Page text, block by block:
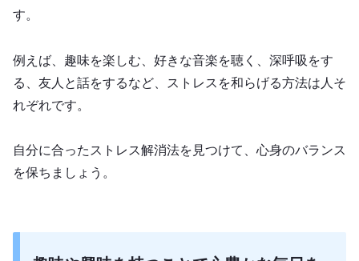
す。
例えば、趣味を楽しむ、好きな音楽を聴く、深呼吸をす
る、友人と話をするなど、ストレスを和らげる方法は人そ
れぞれです。
自分に合ったストレス解消法を見つけて、心身のバランス
を保ちましょう。